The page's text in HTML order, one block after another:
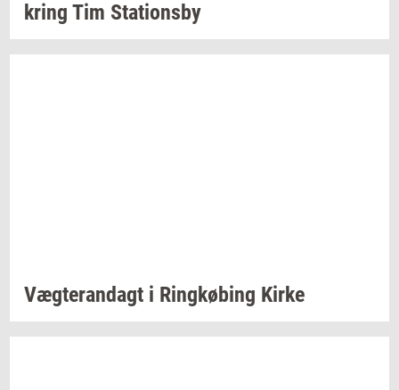
kring Tim Sta­tions­by
Væg­te­ran­dagt i Ring­kø­bing Kirke